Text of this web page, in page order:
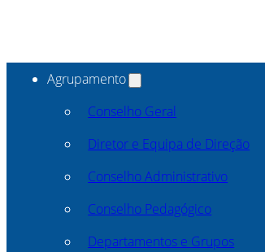
Agrupamento
Conselho Geral
Diretor e Equipa de Direção
Conselho Administrativo
Conselho Pedagógico
Departamentos e Grupos